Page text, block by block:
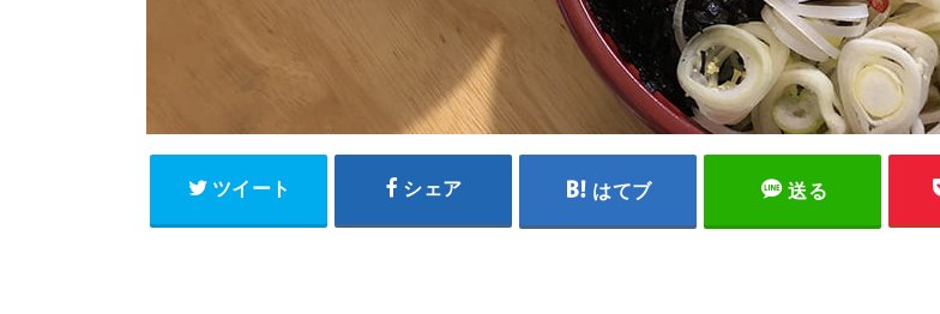
ツイート シェア はてブ 送る